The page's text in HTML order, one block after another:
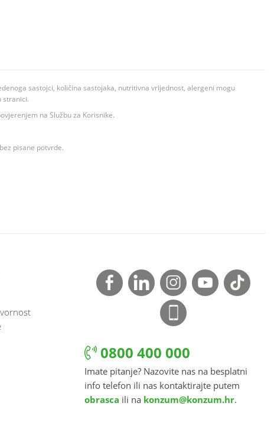
sastojci, količina sastojaka, nutritivna vrijednost, alergeni mogu
stranici.
na Službu za Korisnike.
pisane potvrde.
0800 400 000
Imate pitanje? Nazovite nas na besplatni
info telefon ili nas kontaktirajte putem
obrasca ili na konzum@konzum.hr.